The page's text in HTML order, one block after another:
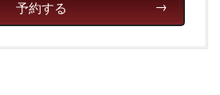
予約する